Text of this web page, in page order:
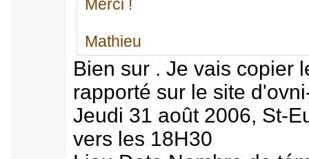
Merci !
Mathieu
Bien sur . Je vais copier
rapporté sur le site
Jeudi 31 août 2006, St-
vers les 18H30